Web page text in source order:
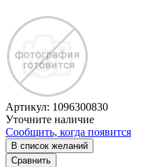
Артикул: 1096300830
Уточните наличие
Сообщить, когда появится
В список желаний
Сравнить